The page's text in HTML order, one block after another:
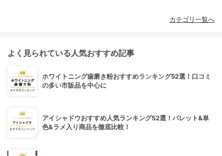
カテゴリ一覧へ
よく見られている人気おすすめ記事
ホワイトニング歯磨き粉おすすめランキング52選！口コミ
の多い市販品を中心に
アイシャドウおすすめ人気ランキング52選！パレット&単
色&ラメ入り商品を徹底比較！